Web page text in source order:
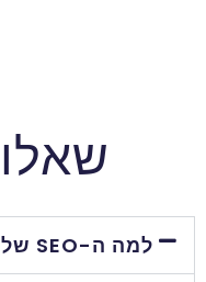
למה ה-SEO שלי לא עובד?